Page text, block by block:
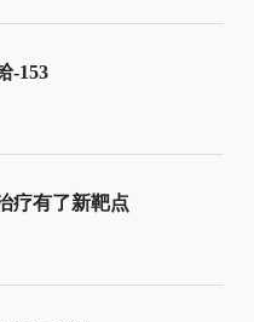
-153
疗有了新靶点